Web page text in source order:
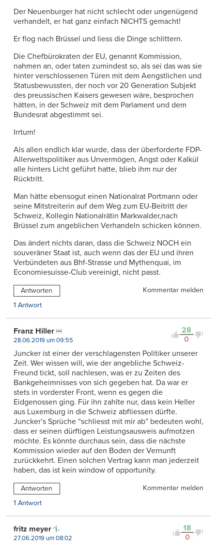
Der Neuenburger hat nicht schlecht oder ungenügend
verhandelt, er hat ganz einfach NICHTS gemacht!
Er flog nach Brüssel und liess die Dinge schlittern.
Die Chefbürokraten der EU, genannt Kommission,
nahmen an, oder taten zumindest so, als sei das was sie
hinter verschlossenen Türen mit dem Aengstlichen und
Statusbewussten, der noch vor 20 Generation Subjekt
des preussischen Kaisers gewesen wäre, besprochen
hätten, in der Schweiz mit dem Parlament und dem
Bundesrat abgestimmt sei.
Irrtum!
Als allen endlich klar wurde, dass der überforderte FDP-
Allerweltspolitiker aus Unvermögen, Angst oder Kalkül
alle hinters Licht geführt hatte, blieb ihm nur der
Rücktritt.
Man hätte ebensogut einen Nationalrat Portmann oder
seine Mitstreiterin auf dem Weg zum EU-Beitritt der
Schweiz, Kollegin Nationalrätin Markwalder,nach
Brüssel zum angeblichen Verhandeln schicken können.
Das ändert nichts daran, dass die Schweiz NOCH ein
souveräner Staat ist, auch wenn das der EU und ihren
Verbündeten aus Bhf-Strasse und Mythenquai, im
Economiesuisse-Club vereinigt, nicht passt.
Antworten
Kommentar melden
1 Antwort
28
0
Franz Hiller
28.06.2019 um 09:55
Juncker ist einer der verschlagensten Politiker unserer
Zeit. Wer wissen will, wie der angebliche Schweiz-
Freund tickt, soll nachlesen, was er zu Zeiten des
Bankgeheimnisses von sich gegeben hat. Da war er
stets in vorderster Front, wenn es gegen die
Eidgenossen ging. Für ihn zahlte nur, dass kein Heller
aus Luxemburg in die Schweiz abfliessen dürfte.
Juncker’s Sprüche “schliesst mit mir ab” bedeuten wohl,
dass er seinen dürftigen Leistungsausweis aufmotzen
möchte. Es könnte durchaus sein, dass die nächste
Kommission wieder auf den Boden der Vernunft
zurückkehrt. Einen solchen Vertrag kann man jederzeit
haben, das ist kein window of opportunity.
Antworten
Kommentar melden
1 Antwort
18
0
fritz meyer
27.06.2019 um 08:02